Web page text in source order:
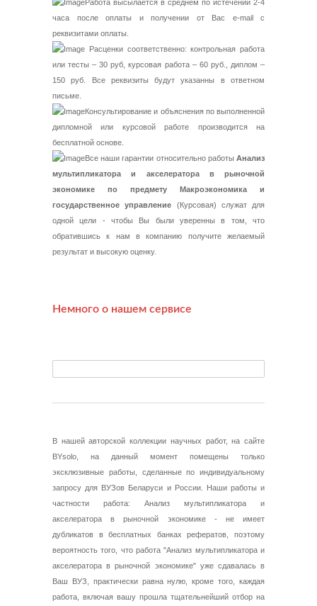
Работа высылается в среднем по истечении 2-4
часа после оплаты и получении от Вас e-mail с
реквизитами оплаты.
Расценки соответственно: контрольная работа
или тесты – 30 руб, курсовая работа – 60 руб., диплом –
150 руб. Все реквизиты будут указанны в ответном
письме.
Консультирование и объяснения по выполненной
дипломной или курсовой работе производится на
бесплатной основе.
Все наши гарантии относительно работы Анализ
мультипликатора и акселератора в рыночной
экономике по предмету Макроэкономика и
государственное управление (Курсовая) служат для
одной цели - чтобы Вы были уверенны в том, что
обратившись к нам в компанию получите желаемый
результат и высокую оценку.
Немного о нашем сервисе
В нашей авторской коллекции научных работ, на сайте
BYsolo, на данный момент помещены только
эксклюзивные работы, сделанные по индивидуальному
запросу для ВУЗов Беларуси и России. Наши работы и
частности работа: Анализ мультипликатора и
акселератора в рыночной экономике - не имеет
дубликатов в бесплатных банках рефератов, поэтому
вероятность того, что работа "Анализ мультипликатора и
акселератора в рыночной экономике" уже сдавалась в
Ваш ВУЗ, практически равна нулю, кроме того, каждая
работа, включая вашу прошла тщательнейший отбор на